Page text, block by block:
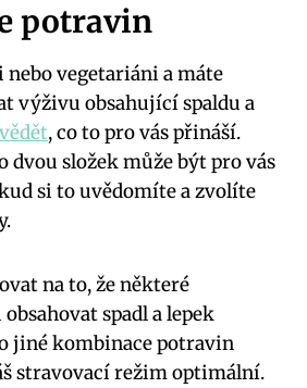
potravin
nebo vegetariáni a máte
výživu obsahující spaldu a
, co to pro vás přináší.
dvou složek může být pro vás
si to uvědomíte a zvolíte
na to, že některé
spadl a lepek
jiné kombinace potravin
stravovací režim optimální.